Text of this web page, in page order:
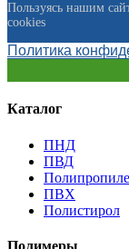
Пользуясь нашим
cookies
Политика
Каталог
ПНД
ПВД
ПВХ
Полистирол
Полимеры